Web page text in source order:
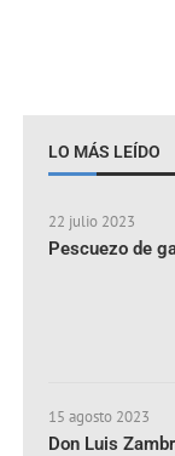
LO MÁS LEÍDO
22 julio 2023
Pescuezo de
15 agosto 2023
Don Luis